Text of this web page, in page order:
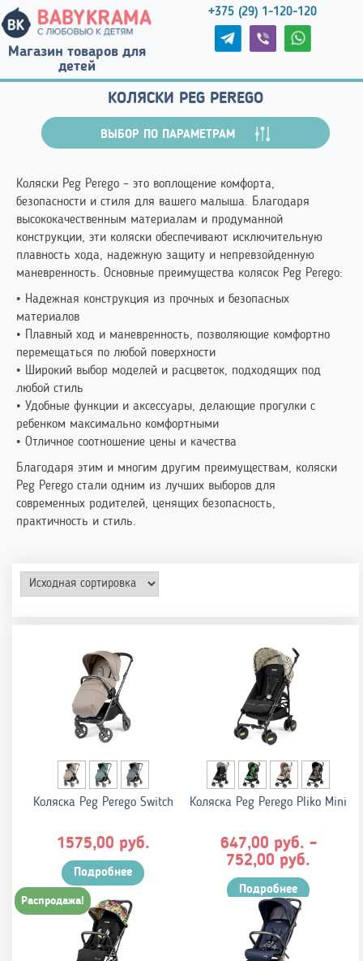
Магазин товаров для
детей
+375 (29) 1-120-120
КОЛЯСКИ PEG PEREGO
ВЫБОР ПО ПАРАМЕТРАМ
Коляски Peg Perego – это воплощение комфорта,
безопасности и стиля для вашего малыша. Благодаря
высококачественным материалам и продуманной
конструкции, эти коляски обеспечивают исключительную
плавность хода, надежную защиту и непревзойденную
маневренность. Основные преимущества колясок Peg Perego:
• Надежная конструкция из прочных и безопасных
материалов
• Плавный ход и маневренность, позволяющие комфортно
перемещаться по любой поверхности
• Широкий выбор моделей и расцветок, подходящих под
любой стиль
• Удобные функции и аксессуары, делающие прогулки с
ребенком максимально комфортными
• Отличное соотношение цены и качества
Благодаря этим и многим другим преимуществам, коляски
Peg Perego стали одним из лучших выборов для
современных родителей, ценящих безопасность,
практичность и стиль.
Коляска Peg Perego Switch
1575,00 руб.
Подробнее
Коляска Peg Perego Pliko Mini
647,00 руб. –
752,00 руб.
Подробнее
Распродажа!